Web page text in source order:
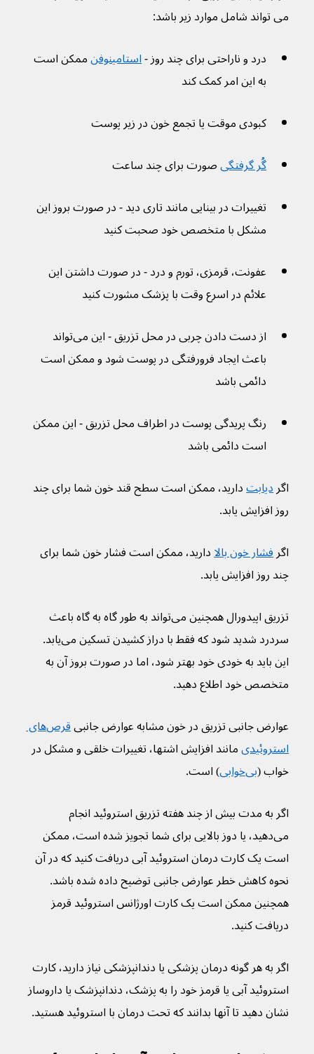
می تواند شامل موارد زیر باشد:
درد و ناراحتی برای چند روز - استامینوفن ممکن است
به این امر کمک کند
کبودی موقت یا تجمع خون در زیر پوست
گُر گرفتگی صورت برای چند ساعت
تغییرات در بینایی مانند تاری دید - در صورت بروز این
مشکل با متخصص خود صحبت کنید
عفونت، قرمزی، تورم و درد - در صورت داشتن این
علائم در اسرع وقت با پزشک مشورت کنید
از دست دادن چربی در محل تزریق - این می‌تواند
باعث ایجاد فرورفتگی در پوست شود و ممکن است
دائمی باشد
رنگ پریدگی پوست در اطراف محل تزریق - این ممکن
است دائمی باشد
اگر دیابت دارید، ممکن است سطح قند خون شما برای چند
روز افزایش یابد.
اگر فشار خون بالا دارید، ممکن است فشار خون شما برای
چند روز افزایش یابد.
تزریق اپیدورال همچنین می‌تواند به طور گاه به گاه باعث
سردرد شدید شود که فقط با دراز کشیدن تسکین می‌یابد.
این باید به خودی خود بهتر شود، اما در صورت بروز آن به
متخصص خود اطلاع دهید.
عوارض جانبی تزریق در خون مشابه عوارض جانبی
قرص‌‌های
استروئیدی مانند افزایش اشتها، تغییرات خلقی و مشکل در
خواب (بی‌خوابی
) است.
اگر به مدت بیش از چند هفته تزریق استروئید انجام
می‌دهید، یا دوز بالایی برای شما تجویز شده است، ممکن
است یک کارت درمان استروئید آبی دریافت کنید که در آن
نحوه کاهش خطر عوارض جانبی توضیح داده شده باشد.
همچنین ممکن است یک کارت اورژانس استروئید قرمز
دریافت کنید.
اگر به هر گونه درمان پزشکی یا دندانپزشکی نیاز دارید، کارت
استروئید آبی یا قرمز خود را به پزشک، دندانپزشک یا داروساز
نشان دهید تا آنها بدانند که تحت درمان با استروئید هستید.